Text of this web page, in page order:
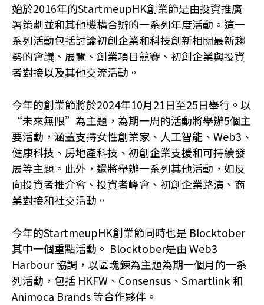
始於2016年的StartmeupHK創業節是由投資推廣
署策劃並和其他機構合辦的一系列年度活動。這一
系列活動包括討論初創企業和科技創新相關最新趨
勢的會議、展覽、創業項目競賽、初創企業與投資
者對接以及其他交流活動。
今年的創業節將於2024年10月21日至25日舉行。以
“未來無限”為主題，為期一周的活動將舉辦5個主
要活動，涵蓋支持女性創業家、人工智能、Web3、
健康科技、房地產科技、初創企業支援和可持續發
展等主題。此外，還將舉辦一系列其他活動，如反
向投資者推介會、投資者峰會、初創企業路演、商
業對接和社交活動。
今年的StartmeupHK創業節同時也是 Blocktober
其中一個重點活動。 Blocktober是由 Web3
Harbour 協調，以區塊鍊為主題為期一個月的一系
列活動，包括 HKFW、Consensus、Smartlink 和
Animoca Brands 等合作夥伴。